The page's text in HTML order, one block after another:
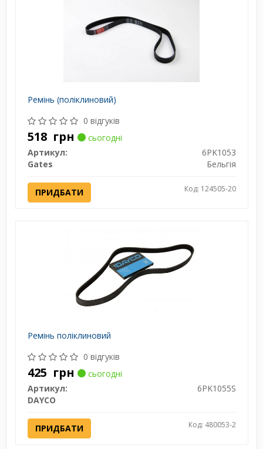
Ремінь (поліклиновий)
0 відгуків
518 грн
сьогодні
Артикул:
6PK1053
Gates
Бельгія
ПРИДБАТИ Код: 124505-20
Ремінь поліклиновий
0 відгуків
425 грн
сьогодні
Артикул:
6PK1055S
DAYCO
ПРИДБАТИ Код: 480053-2